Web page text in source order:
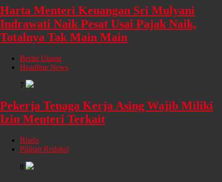
Harta Menteri Keuangan Sri Mulyani
Indrawati Naik Pesat Usai Pajak Naik,
Totalnya Tak Main Main
Berita Utama
Headline News
7
Pekerja Tenaga Kerja Asing Wajib Miliki
Izin Menteri Terkait
Bisnis
Pilihan Redaksi
8